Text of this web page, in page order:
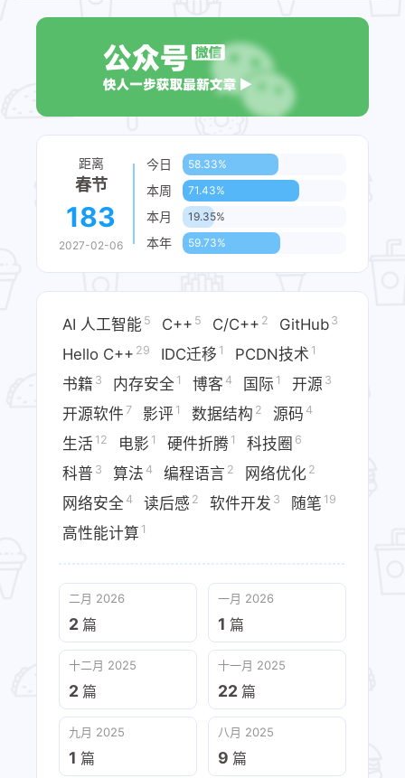
距离
春节
183
2027-02-06
今日 58.33%
本周 71.43%
本月 19.35%
本年 59.73%
AI 人工智能 5 C++ 5 C/C++ 2 GitHub 3
Hello C++ 29 IDC迁移​ 1 PCDN技术​ 1
书籍 3 内存安全 1 博客 4 国际 1 开源 3
开源软件 7 影评 1 数据结构 2 源码 4
生活 12 电影 1 硬件折腾​ 1 科技圈 6
科普 3 算法 4 编程语言 2 网络优化​ 2
网络安全 4 读后感 2 软件开发 3 随笔 19
高性能计算 1
二月 2026
2 篇
一月 2026
1 篇
十二月 2025
2 篇
十一月 2025
22 篇
九月 2025
1 篇
八月 2025
9 篇